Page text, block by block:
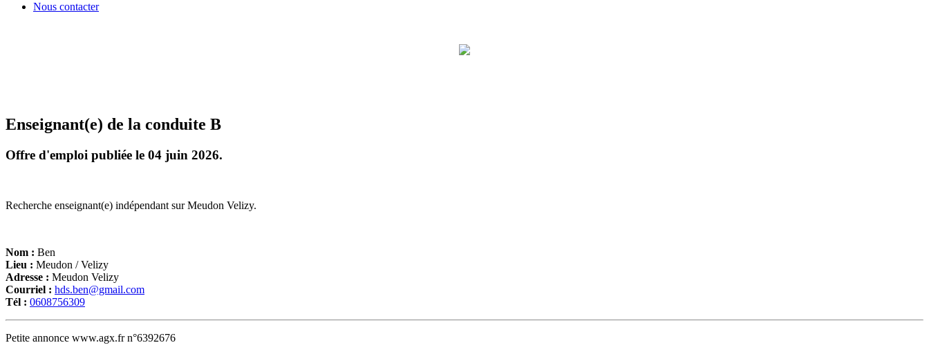
Nous contacter
Enseignant(e) de la conduite B
Offre d'emploi publiée le 04 juin 2026.
Recherche enseignant(e) indépendant sur Meudon Velizy.
Nom : Ben
Lieu : Meudon / Velizy
Adresse : Meudon Velizy
Courriel : hds.ben@gmail.com
Tél : 0608756309
Petite annonce www.agx.fr n°6392676